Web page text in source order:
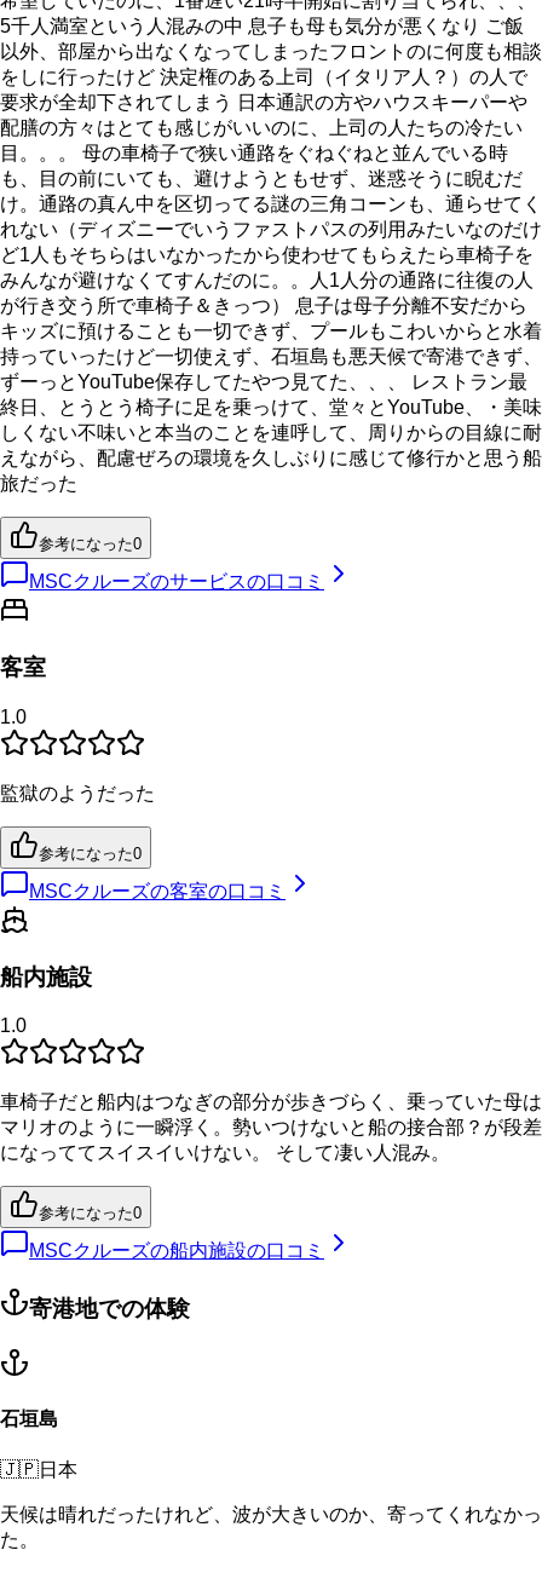
5千人満室という人混みの中 息子も母も気分が悪くなり ご飯
以外、部屋から出なくなってしまったフロントのに何度も相談
をしに行ったけど 決定権のある上司（イタリア人？）の人で
要求が全却下されてしまう 日本通訳の方やハウスキーパーや
配膳の方々はとても感じがいいのに、上司の人たちの冷たい
目。。。 母の車椅子で狭い通路をぐねぐねと並んでいる時
も、目の前にいても、避けようともせず、迷惑そうに睨むだ
け。通路の真ん中を区切ってる謎の三角コーンも、通らせてく
れない（ディズニーでいうファストパスの列用みたいなのだけ
ど1人もそちらはいなかったから使わせてもらえたら車椅子を
みんなが避けなくてすんだのに。。人1人分の通路に往復の人
が行き交う所で車椅子＆きっつ） 息子は母子分離不安だから
キッズに預けることも一切できず、プールもこわいからと水着
持っていったけど一切使えず、石垣島も悪天候で寄港できず、
ずーっとYouTube保存してたやつ見てた、、、 レストラン最
終日、とうとう椅子に足を乗っけて、堂々とYouTube、・美味
しくない不味いと本当のことを連呼して、周りからの目線に耐
えながら、配慮ぜろの環境を久しぶりに感じて修行かと思う船
旅だった
参考になった0
MSCクルーズのサービスの口コミ
客室
1.0
監獄のようだった
参考になった0
MSCクルーズの客室の口コミ
船内施設
1.0
車椅子だと船内はつなぎの部分が歩きづらく、乗っていた母は
マリオのように一瞬浮く。勢いつけないと船の接合部？が段差
になっててスイスイいけない。 そして凄い人混み。
参考になった0
MSCクルーズの船内施設の口コミ
寄港地での体験
石垣島
🇯🇵日本
天候は晴れだったけれど、波が大きいのか、寄ってくれなかっ
た。